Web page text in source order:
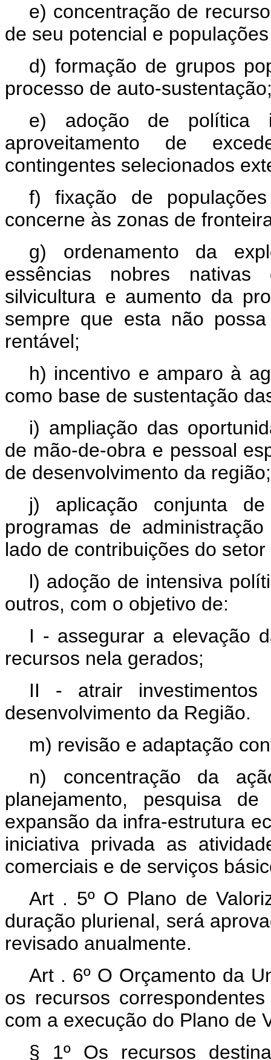
e) concentração de
de seu potencial e
d) formação de grupos
processo de auto-
e) adoção de política
aproveitamento de
contingentes selecionados
f) fixação de
concerne às zonas de
g) ordenamento da
essências nobres
silvicultura e aumento da
sempre que esta não
rentável;
h) incentivo e amparo à
como base de sustentação
i) ampliação das
de mão-de-obra e pessoal
de desenvolvimento da região;
j) aplicação conjunta
programas de
lado de contribuições do
l) adoção de intensiva
outros, com o objetivo de:
I - assegurar a elevação
recursos nela gerados;
II - atrair
desenvolvimento da Região.
m) revisão e adaptação
n) concentração da
planejamento, pesquisa
expansão da infra-estrutura
iniciativa privada as
comerciais e de serviços
Art . 5º O Plano de
duração plurienal, será
revisado anualmente.
Art . 6º O Orçamento da
os recursos
com a execução do Plano de
§ 1º Os recursos